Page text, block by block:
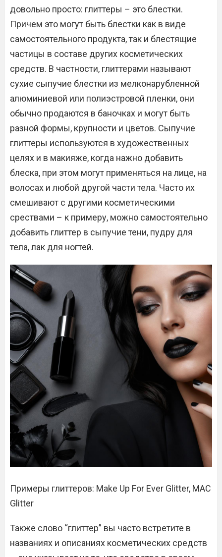
довольно просто: глиттеры – это блестки.
Причем это могут быть блестки как в виде
самостоятельного продукта, так и блестящие
частицы в составе других косметических
средств. В частности, глиттерами называют
сухие сыпучие блестки из мелконарубленной
алюминиевой или полиэстровой пленки, они
обычно продаются в баночках и могут быть
разной формы, крупности и цветов. Сыпучие
глиттеры используются в художественных
целях и в макияже, когда нажно добавить
блеска, при этом могут применяться на лице, на
волосах и любой другой части тела. Часто их
смешивают с другими косметическими
срествами – к примеру, можно самостоятельно
добавить глиттер в сыпучие тени, пудру для
тела, лак для ногтей.
Примеры глиттеров: Make Up For Ever Glitter, MAC
Glitter
Также слово “глиттер” вы часто встретите в
названиях и описаниях косметических средств